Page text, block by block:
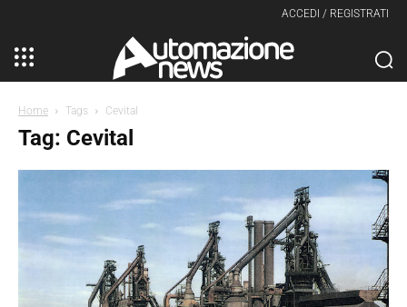
ACCEDI / REGISTRATI
Home Tags Cevital
Tag: Cevital